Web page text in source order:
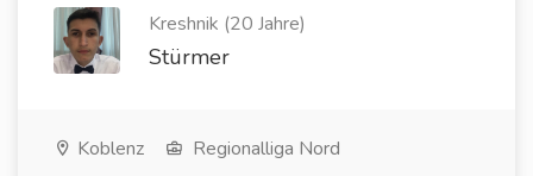
Kreshnik (20 Jahre)
Stürmer
Koblenz Regionalliga Nord